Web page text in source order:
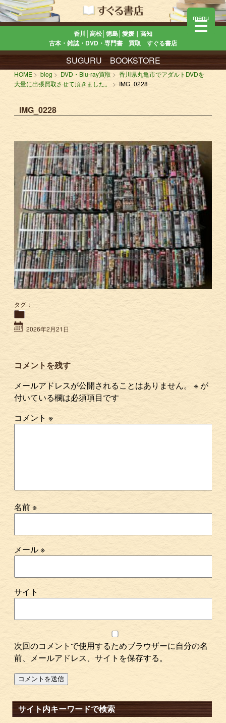
香川│高松│徳島│愛媛｜高知
古本・雑誌・DVD・専門書 買取 すぐる書店
SUGURU BOOKSTORE
HOME blog DVD・Blu-ray買取
香川県丸亀市でアダルトDVDを
大量に出張買取させて頂きました。
IMG_0228
IMG_0228
タグ：
2026年2月21日
コメントを残す
メールアドレスが公開されることはありません。
※ が
付いている欄は必須項目です
コメント※
名前※
メール※
サイト
次回のコメントで使用するためブラウザーに自分の名
前、メールアドレス、サイトを保存する。
サイト内キーワードで検索
menu